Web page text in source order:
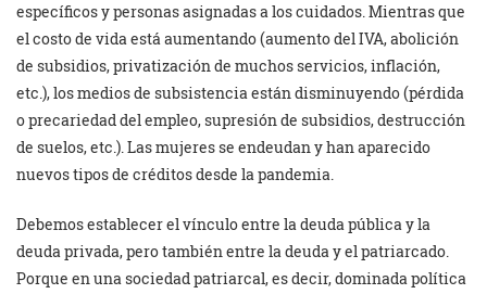
específicos y personas asignadas a los cuidados. Mientras que
el costo de vida está aumentando (aumento del IVA, abolición
de subsidios, privatización de muchos servicios, inflación,
etc.), los medios de subsistencia están disminuyendo (pérdida
o precariedad del empleo, supresión de subsidios, destrucción
de suelos, etc.). Las mujeres se endeudan y han aparecido
nuevos tipos de créditos desde la pandemia.
Debemos establecer el vínculo entre la deuda pública y la
deuda privada, pero también entre la deuda y el patriarcado.
Porque en una sociedad patriarcal, es decir, dominada política